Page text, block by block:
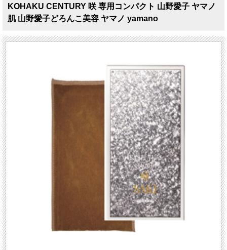
KOHAKU CENTURY 咲 専用コンパクト 山野愛子 ヤマノ
肌 山野愛子どろんこ美容 ヤマノ yamano